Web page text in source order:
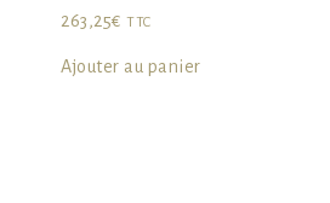
263,25€ TTC
Ajouter au panier